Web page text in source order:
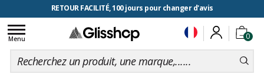
RETOUR FACILITÉ, 100 jours pour changer d'avis
0
Toggle
navigation
Menu